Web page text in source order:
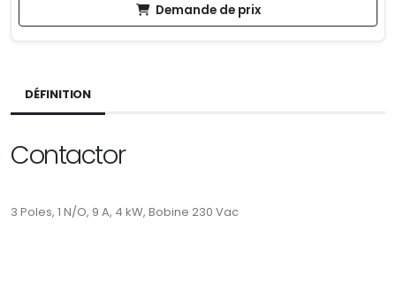
Demande de prix
DÉFINITION
Contactor
3 Poles, 1 N/O, 9 A, 4 kW, Bobine 230 Vac